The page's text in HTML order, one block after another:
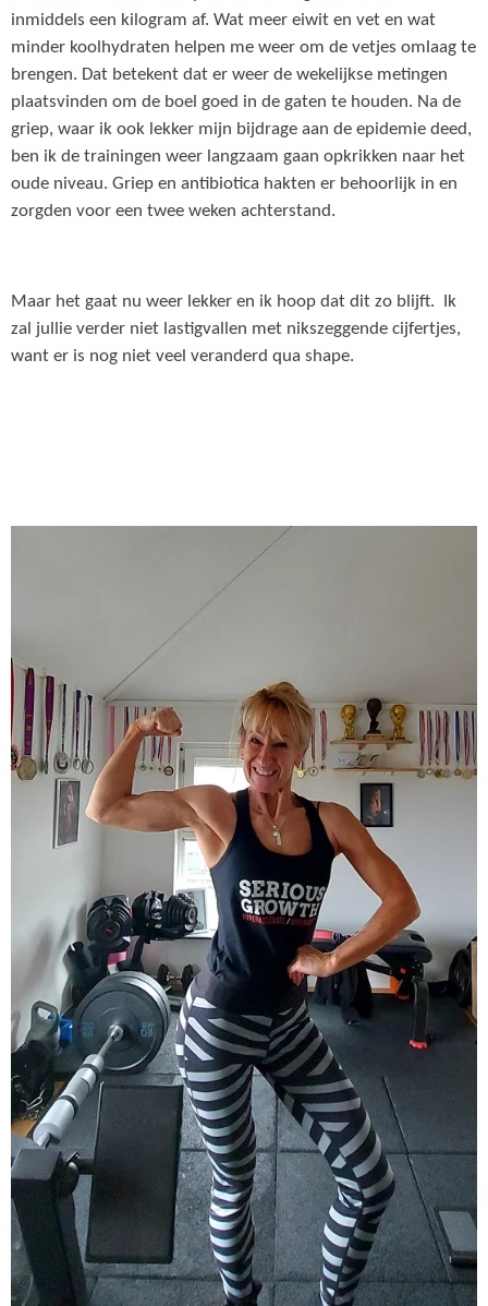
inmiddels een kilogram af. Wat meer eiwit en vet en wat
minder koolhydraten helpen me weer om de vetjes omlaag te
brengen. Dat betekent dat er weer de wekelijkse metingen
plaatsvinden om de boel goed in de gaten te houden. Na de
griep, waar ik ook lekker mijn bijdrage aan de epidemie deed,
ben ik de trainingen weer langzaam gaan opkrikken naar het
oude niveau. Griep en antibiotica hakten er behoorlijk in en
zorgden voor een twee weken achterstand.
Maar het gaat nu weer lekker en ik hoop dat dit zo blijft. Ik
zal jullie verder niet lastigvallen met nikszeggende cijfertjes,
want er is nog niet veel veranderd qua shape.